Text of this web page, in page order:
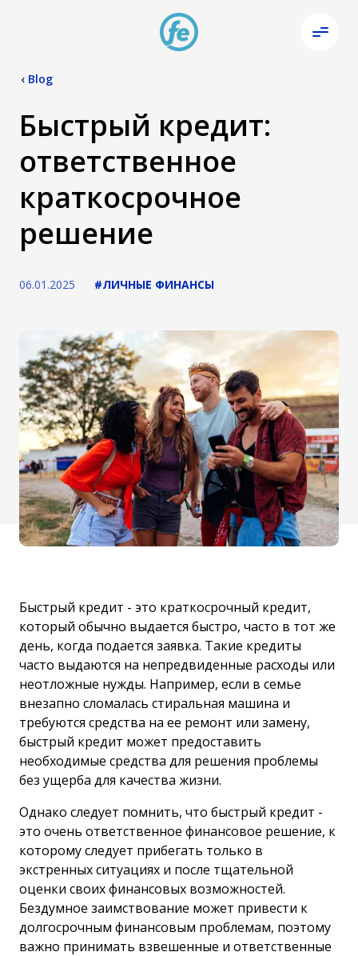
‹ Blog
Быстрый кредит:
ответственное
краткосрочное
решение
06.01.2025 #ЛИЧНЫЕ ФИНАНСЫ
Быстрый кредит - это краткосрочный кредит,
который обычно выдается быстро, часто в тот же
день, когда подается заявка. Такие кредиты
часто выдаются на непредвиденные расходы или
неотложные нужды. Например, если в семье
внезапно сломалась стиральная машина и
требуются средства на ее ремонт или замену,
быстрый кредит может предоставить
необходимые средства для решения проблемы
без ущерба для качества жизни.
Однако следует помнить, что быстрый кредит -
это очень ответственное финансовое решение, к
которому следует прибегать только в
экстренных ситуациях и после тщательной
оценки своих финансовых возможностей.
Бездумное заимствование может привести к
долгосрочным финансовым проблемам, поэтому
важно принимать взвешенные и ответственные